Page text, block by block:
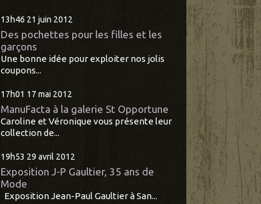
13h46 21 juin 2012
Des pochettes pour les filles et les
garçons
Une bonne idée pour exploiter nos jolis
coupons...
17h01 17 mai 2012
ManuFacta à la galerie St Opportune
Caroline et Véronique vous présente leur
collection de...
19h53 29 avril 2012
Exposition J-P Gaultier, 35 ans de
Mode
Exposition Jean-Paul Gaultier à San...